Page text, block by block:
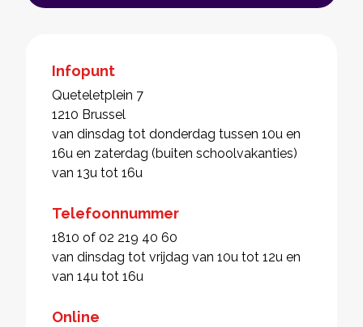
Infopunt
Queteletplein 7
1210 Brussel
van dinsdag tot donderdag tussen 10u en
16u en zaterdag (buiten schoolvakanties)
van 13u tot 16u
Telefoonnummer
1810 of 02 219 40 60
van dinsdag tot vrijdag van 10u tot 12u en
van 14u tot 16u
Online